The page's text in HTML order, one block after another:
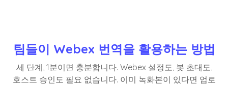
팀들이 Webex 번역을 활용하는 방법
세 단계, 1분이면 충분합니다. Webex 설정도, 봇 초대도,
호스트 승인도 필요 없습니다. 이미 녹화본이 있다면 업로